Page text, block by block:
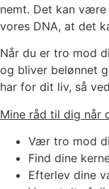
nemt. Det kan
vores DNA, at det
Når du er tro mod
og bliver belønnet
har for dit liv, så
Mine råd til dig når
Vær tro mod
Find dine
Efterlev dine